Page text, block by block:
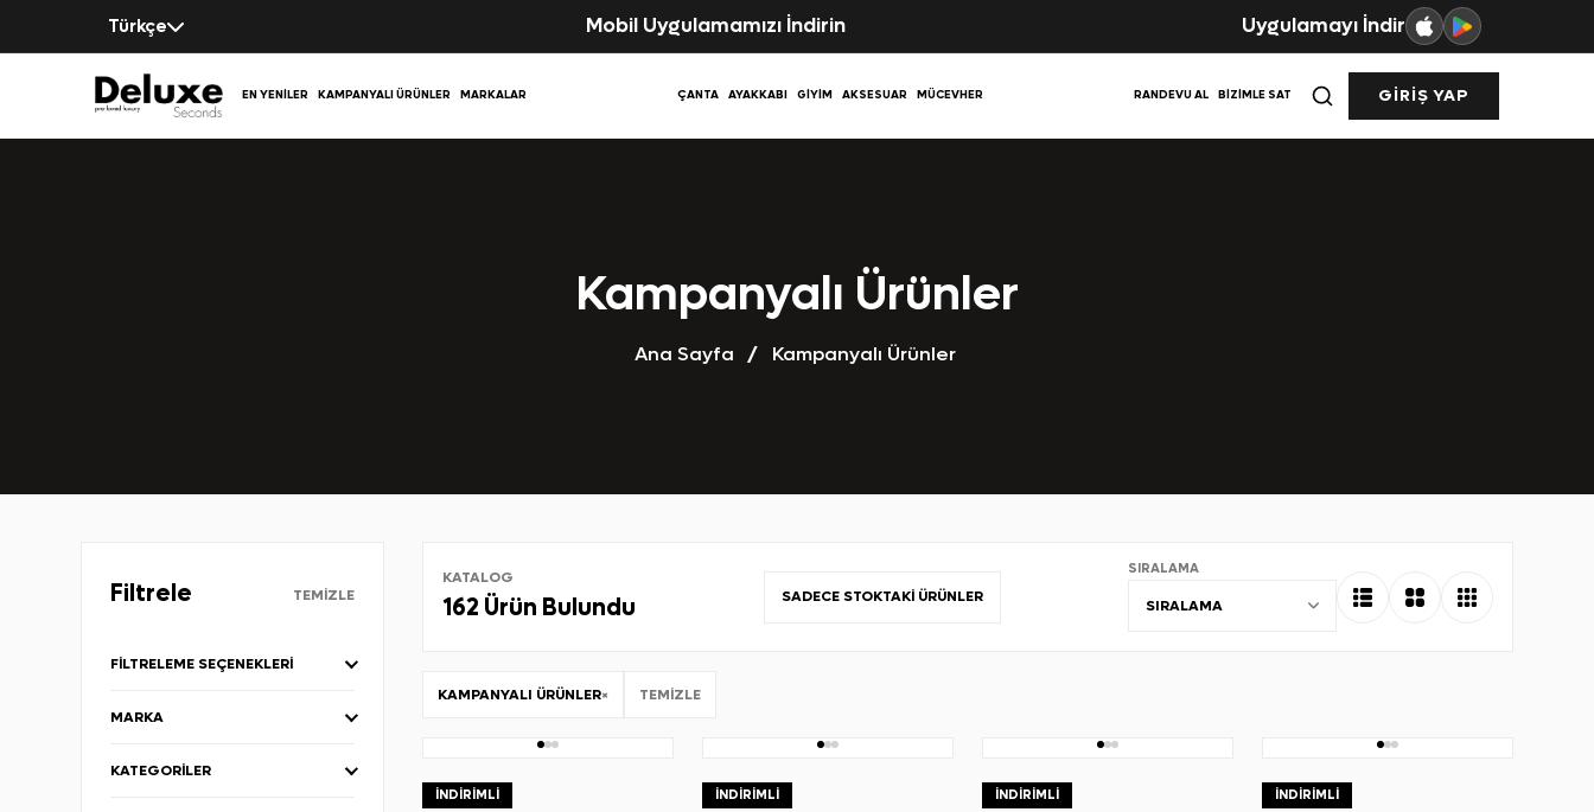
Türkçe Mobil Uygulamamızı İndirin Uygulamayı İndir
EN YENILER KAMPANYALI ÜRÜNLER MARKALAR ÇANTA AYAKKABI GIYIM AKSESUAR MÜCEVHER RANDEVU AL BIZIMLE SAT GIRIŞ YAP
Kampanyalı Ürünler
Ana Sayfa Kampanyalı Ürünler
Filtrele TEMIZLE
FILTRELEME SEÇENEKLERI
MARKA
KATEGORILER
KATALOG
162 Ürün Bulundu SADECE STOKTAKI ÜRÜNLER
SIRALAMA
SIRALAMA
KAMPANYALI ÜRÜNLER× TEMIZLE
İNDIRIMLI İNDIRIMLI İNDIRIMLI İNDIRIMLI